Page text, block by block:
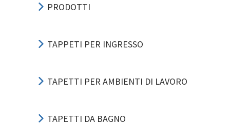
PRODOTTI
TAPPETI PER INGRESSO
TAPETTI PER AMBIENTI DI LAVORO
TAPETTI DA BAGNO